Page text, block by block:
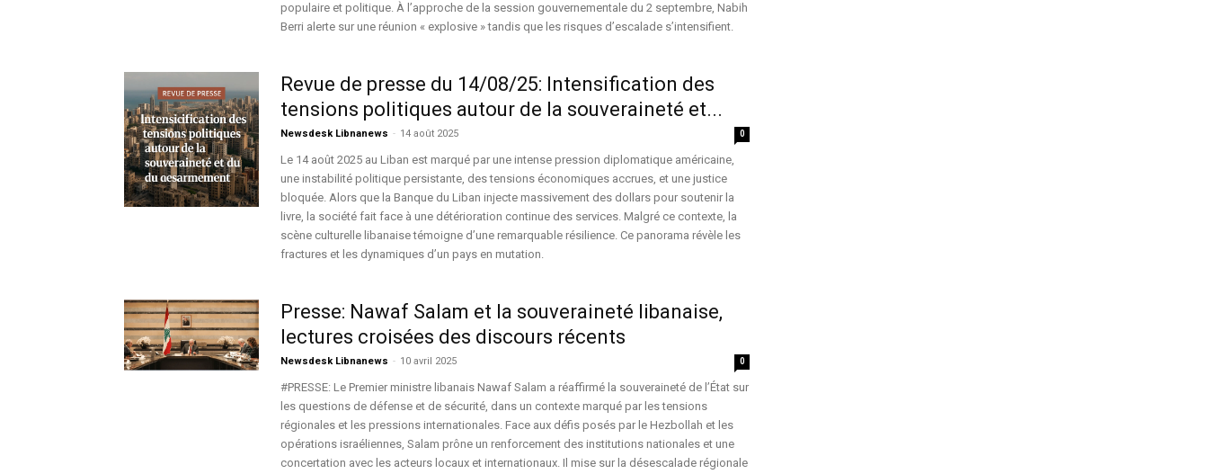
populaire et politique. À l’approche de la session gouvernementale du 2 septembre, Nabih
Berri alerte sur une réunion « explosive » tandis que les risques d’escalade s’intensifient.
Revue de presse du 14/08/25: Intensification des
tensions politiques autour de la souveraineté et...
Newsdesk Libnanews - 14 août 2025 0
Le 14 août 2025 au Liban est marqué par une intense pression diplomatique américaine,
une instabilité politique persistante, des tensions économiques accrues, et une justice
bloquée. Alors que la Banque du Liban injecte massivement des dollars pour soutenir la
livre, la société fait face à une détérioration continue des services. Malgré ce contexte, la
scène culturelle libanaise témoigne d’une remarquable résilience. Ce panorama révèle les
fractures et les dynamiques d’un pays en mutation.
Presse: Nawaf Salam et la souveraineté libanaise,
lectures croisées des discours récents
Newsdesk Libnanews - 10 avril 2025 0
#PRESSE: Le Premier ministre libanais Nawaf Salam a réaffirmé la souveraineté de l’État sur
les questions de défense et de sécurité, dans un contexte marqué par les tensions
régionales et les pressions internationales. Face aux défis posés par le Hezbollah et les
opérations israéliennes, Salam prône un renforcement des institutions nationales et une
concertation avec les acteurs locaux et internationaux. Il mise sur la désescalade régionale